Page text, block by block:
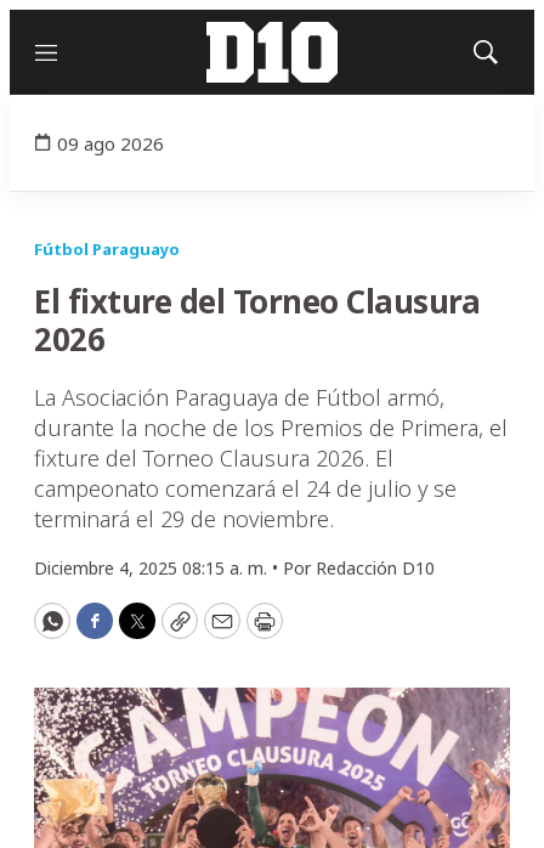
Menú
Mostrar
09 ago 2026
Fútbol Paraguayo
El fixture del Torneo Clausura
2026
La Asociación Paraguaya de Fútbol armó,
durante la noche de los Premios de Primera, el
fixture del Torneo Clausura 2026. El
campeonato comenzará el 24 de julio y se
terminará el 29 de noviembre.
Diciembre 4, 2025 08:15 a. m. • Por Redacción D10
WhatsApp
Facebook
Twitter
CopyEmailPrint